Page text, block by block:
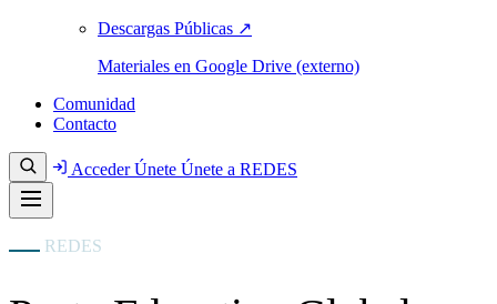
Descargas Públicas ↗
Materiales en Google Drive (externo)
Comunidad
Contacto
AccederÚnete Únete a REDES
REDES